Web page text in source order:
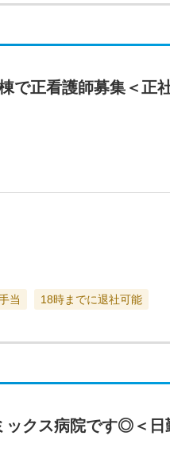
で正看護師募集＜正
当 18時までに退社可能
ックス病院です◎＜日